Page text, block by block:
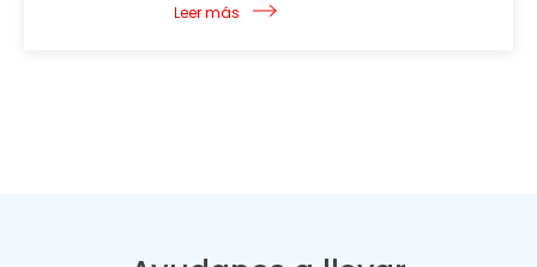
Leer más